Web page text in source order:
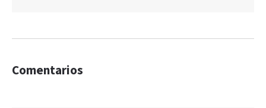
Comentarios